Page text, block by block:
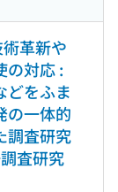
革新や
の対応 :
どをふま
の一体的
調査研究
査研究